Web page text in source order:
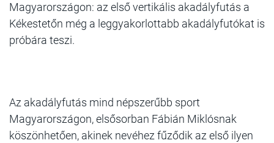
Magyarországon: az első vertikális akadályfutás a
Kékestetőn még a leggyakorlottabb akadályfutókat is
próbára teszi.
Az akadályfutás mind népszerűbb sport
Magyarországon, elsősorban Fábián Miklósnak
köszönhetően, akinek nevéhez fűződik az első ilyen